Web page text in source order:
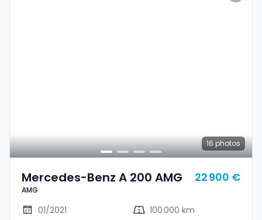
16 photos
Mercedes-Benz A 200 AMG
AMG
22 900 €
01/2021
100 000 km